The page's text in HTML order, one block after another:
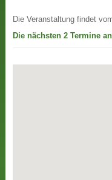
Die Veranstaltung findet
Die nächsten 2 Termine